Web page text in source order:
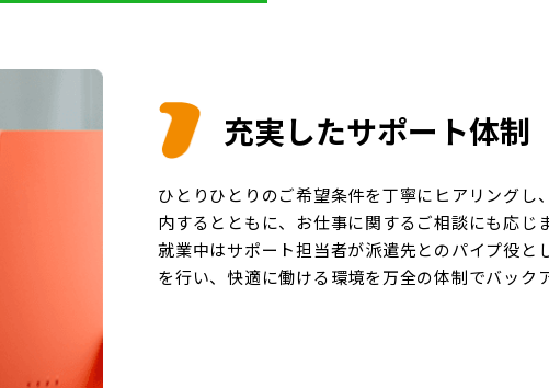
充実したサポート体制
ひとりひとりのご希望条件を丁寧にヒアリングし
内するとともに、お仕事に関するご相談にも応じま
就業中はサポート担当者が派遣先とのパイプ役と
を行い、快適に働ける環境を万全の体制でバック